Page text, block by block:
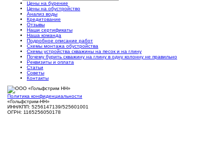
Цены на бурение
Цены на обустройство
Анализ воды
Кредитование
Отзывы
Наши сертификаты
Наша команда
Подробное описание работ
Схемы монтажа обустройства
Схемы устройства скважины на песок и на глину
Почему бурить скважину на глину в одну колонну не правильно
Реквизиты и оплата
Статьи
Советы
Контакты
Политика конфиденциальности
«Гольфстрим-НН»
ИНН/КПП: 5256147139/525601001
ОГРН: 1165256050178